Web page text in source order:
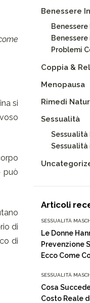
si
può
di
di
Benessere
Problemi
Coppia &
Menopausa
Rimedi
Sessualità
Sessualità
Sessualità
Articoli
SESSUALITÀ
Le Donne
Prevenzione
Ecco Come
SESSUALITÀ
Cosa
Costo Reale